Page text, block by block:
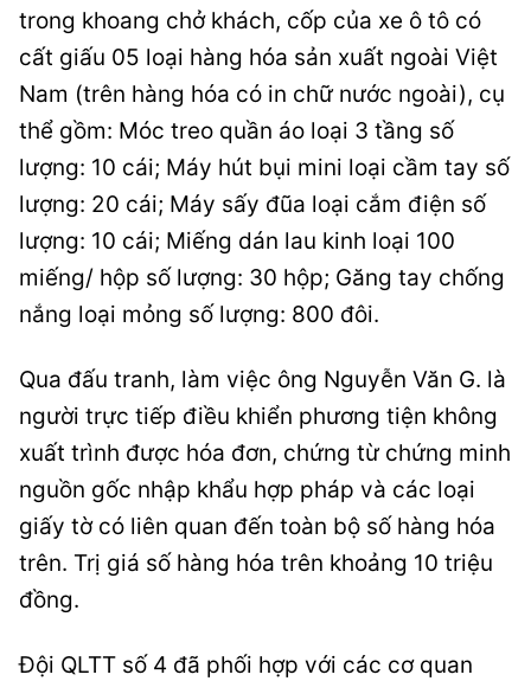
trong khoang chở khách, cốp của xe ô tô có
cất giấu 05 loại hàng hóa sản xuất ngoài Việt
Nam (trên hàng hóa có in chữ nước ngoài), cụ
thể gồm: Móc treo quần áo loại 3 tầng số
lượng: 10 cái; Máy hút bụi mini loại cầm tay số
lượng: 20 cái; Máy sấy đũa loại cắm điện số
lượng: 10 cái; Miếng dán lau kinh loại 100
miếng/ hộp số lượng: 30 hộp; Găng tay chống
nắng loại mỏng số lượng: 800 đôi.
Qua đấu tranh, làm việc ông Nguyễn Văn G. là
người trực tiếp điều khiển phương tiện không
xuất trình được hóa đơn, chứng từ chứng minh
nguồn gốc nhập khẩu hợp pháp và các loại
giấy tờ có liên quan đến toàn bộ số hàng hóa
trên. Trị giá số hàng hóa trên khoảng 10 triệu
đồng.
Đội QLTT số 4 đã phối hợp với các cơ quan